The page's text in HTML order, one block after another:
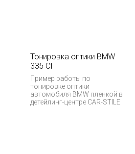
Тонировка оптики BMW
335 CI
Пример работы по
тонировке оптики
автомобиля BMW пленкой в
детейлинг-центре CAR-STILE